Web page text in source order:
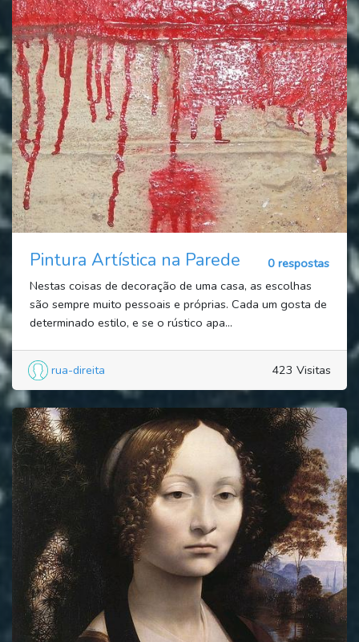
Pintura Artística na Parede
0 respostas
Nestas coisas de decoração de uma casa, as escolhas
são sempre muito pessoais e próprias. Cada um gosta de
determinado estilo, e se o rústico apa...
rua-direita 423 Visitas